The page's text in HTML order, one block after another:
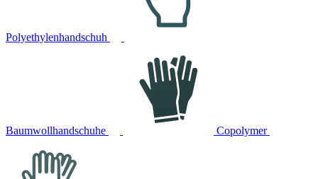
Polyethylenhandschuh
Baumwollhandschuhe Copolymer